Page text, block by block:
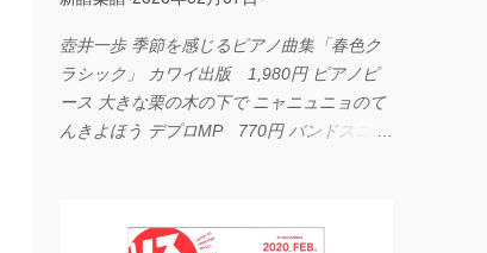
壺井一歩 季節を感じるピアノ曲集「春色ク
ラシック」 カワイ出版 1,980円 ピアノピ
ース 大きな栗の木の下で ニャニュニョのて
んきよほう デプロMP 770円 バンドスコア
ス I LOVE．．． Official髭男dism やさしく